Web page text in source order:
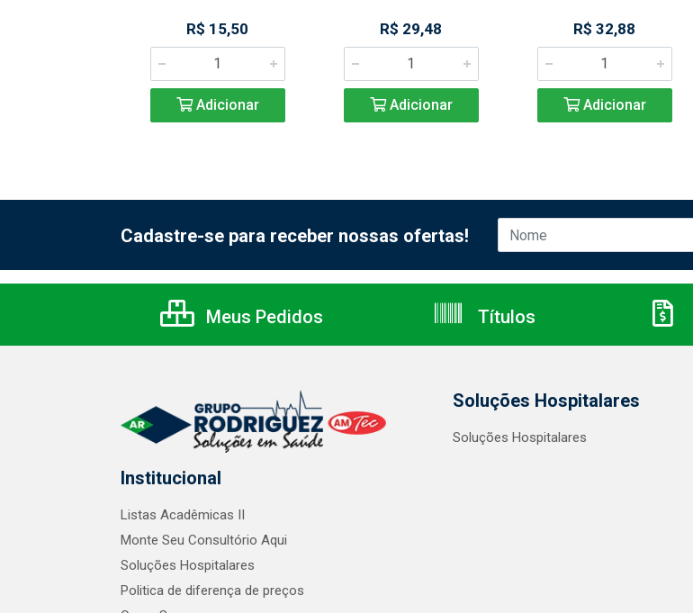
R$ 15,50
Adicionar
R$ 29,48
Adicionar
R$ 32,88
Adicionar
Cadastre-se para receber nossas ofertas!
Meus Pedidos Títulos
Institucional
Listas Acadêmicas II
Monte Seu Consultório Aqui
Soluções Hospitalares
Politica de diferença de preços
Soluções Hospitalares
Soluções Hospitalares